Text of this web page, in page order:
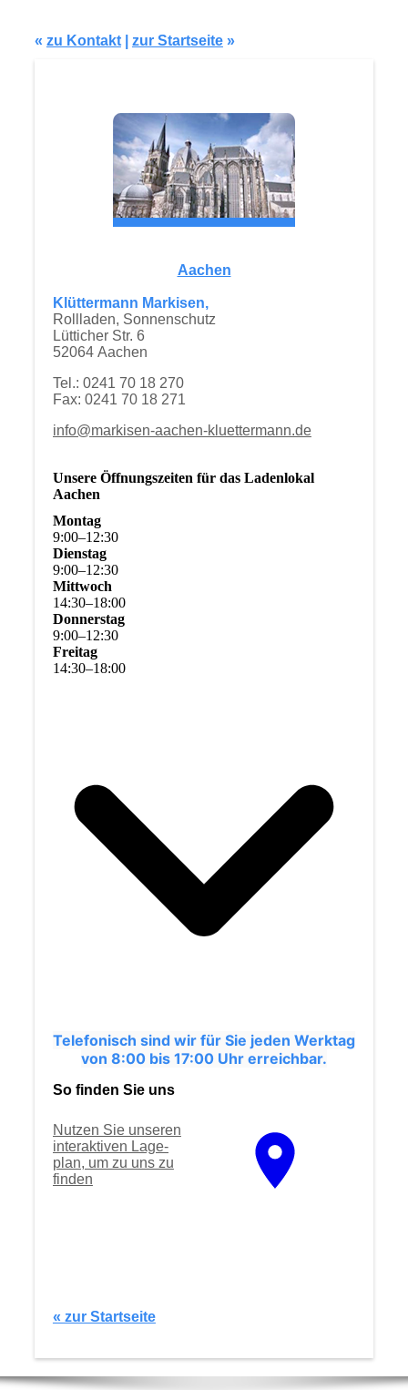
« zu Kontakt| zur Startseite»
Aachen
Klüttermann Markisen,
Rollladen, Sonnenschutz
Lütticher Str. 6
52064 Aachen
Tel.: 0241 70 18 270
Fax: 0241 70 18 271
info@markisen-aachen-kluettermann.de
Unsere Öffnungszeiten für das Ladenlokal
Aachen
Montag
9:00–12:30
Dienstag
9:00–12:30
Mittwoch
14:30–18:00
Donnerstag
9:00–12:30
Freitag
14:30–18:00
Telefonisch sind wir für Sie jeden Werktag
von 8:00 bis 17:00 Uhr erreichbar.
So finden Sie uns
Nutzen Sie unseren
interaktiven La­ge­
plan, um zu uns zu
finden
« zur Startseite